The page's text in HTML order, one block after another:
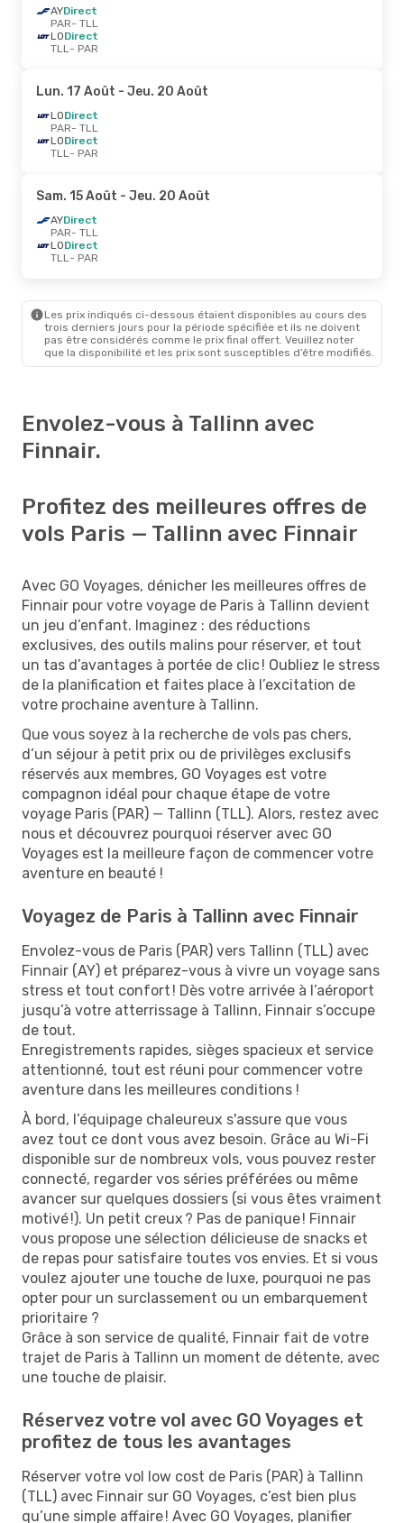
AYDirect
PAR- TLL
LODirect
TLL- PAR
Lun. 17 Août - Jeu. 20 Août
LODirect
PAR- TLL
LODirect
TLL- PAR
Sam. 15 Août - Jeu. 20 Août
AYDirect
PAR- TLL
LODirect
TLL- PAR
Les prix indiqués ci-dessous étaient disponibles au cours des
trois derniers jours pour la période spécifiée et ils ne doivent
pas être considérés comme le prix final offert. Veuillez noter
que la disponibilité et les prix sont susceptibles d’être modifiés.
Envolez-vous à Tallinn avec
Finnair.
Profitez des meilleures offres de
vols Paris — Tallinn avec Finnair
Avec GO Voyages, dénicher les meilleures offres de
Finnair pour votre voyage de Paris à Tallinn devient
un jeu d’enfant. Imaginez : des réductions
exclusives, des outils malins pour réserver, et tout
un tas d’avantages à portée de clic ! Oubliez le stress
de la planification et faites place à l’excitation de
votre prochaine aventure à Tallinn.
Que vous soyez à la recherche de vols pas chers,
d’un séjour à petit prix ou de privilèges exclusifs
réservés aux membres, GO Voyages est votre
compagnon idéal pour chaque étape de votre
voyage Paris (PAR) — Tallinn (TLL). Alors, restez avec
nous et découvrez pourquoi réserver avec GO
Voyages est la meilleure façon de commencer votre
aventure en beauté !
Voyagez de Paris à Tallinn avec Finnair
Envolez-vous de Paris (PAR) vers Tallinn (TLL) avec
Finnair (AY) et préparez-vous à vivre un voyage sans
stress et tout confort ! Dès votre arrivée à l’aéroport
jusqu’à votre atterrissage à Tallinn, Finnair s’occupe
de tout.
Enregistrements rapides, sièges spacieux et service
attentionné, tout est réuni pour commencer votre
aventure dans les meilleures conditions !
À bord, l’équipage chaleureux s'assure que vous
avez tout ce dont vous avez besoin. Grâce au Wi-Fi
disponible sur de nombreux vols, vous pouvez rester
connecté, regarder vos séries préférées ou même
avancer sur quelques dossiers (si vous êtes vraiment
motivé !). Un petit creux ? Pas de panique ! Finnair
vous propose une sélection délicieuse de snacks et
de repas pour satisfaire toutes vos envies. Et si vous
voulez ajouter une touche de luxe, pourquoi ne pas
opter pour un surclassement ou un embarquement
prioritaire ?
Grâce à son service de qualité, Finnair fait de votre
trajet de Paris à Tallinn un moment de détente, avec
une touche de plaisir.
Réservez votre vol avec GO Voyages et
profitez de tous les avantages
Réserver votre vol low cost de Paris (PAR) à Tallinn
(TLL) avec Finnair sur GO Voyages, c’est bien plus
qu’une simple affaire ! Avec GO Voyages, planifier